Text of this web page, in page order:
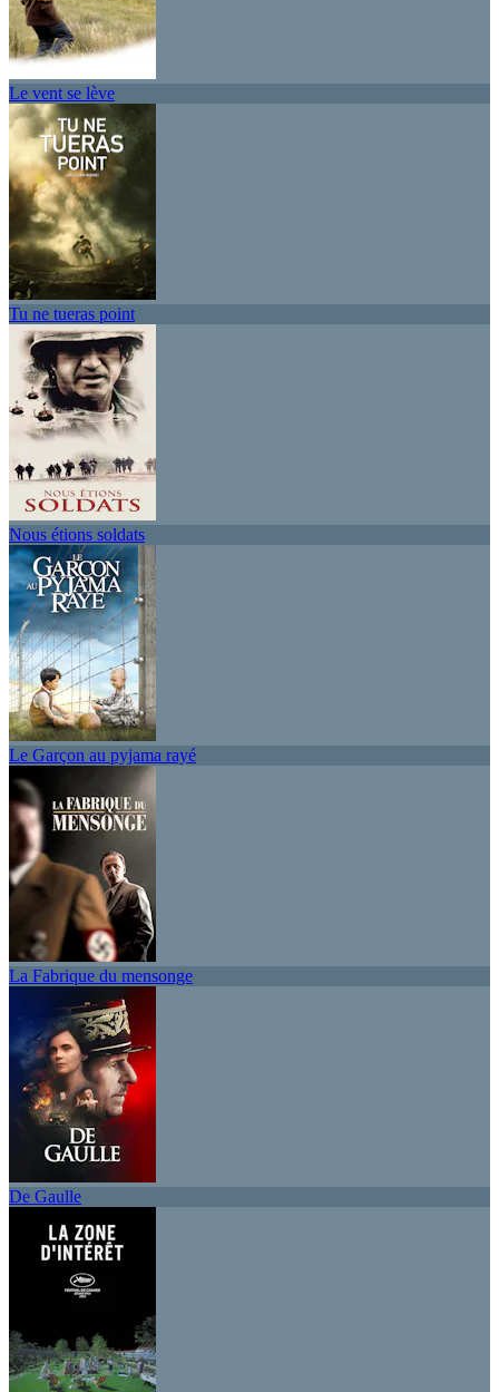
Le vent se lève
Tu ne tueras point
Nous étions soldats
Le Garçon au pyjama rayé
La Fabrique du mensonge
De Gaulle